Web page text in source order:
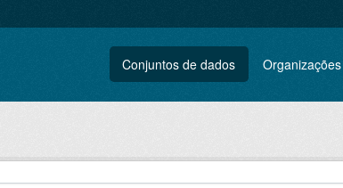
Conjuntos de dados Organizações